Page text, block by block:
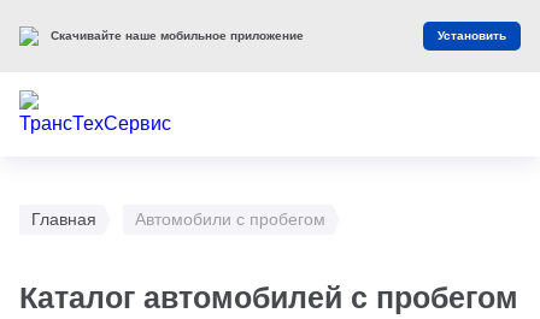
Главная Автомобили с пробегом
Каталог автомобилей с пробегом
Скачивайте наше мобильное приложение Установить